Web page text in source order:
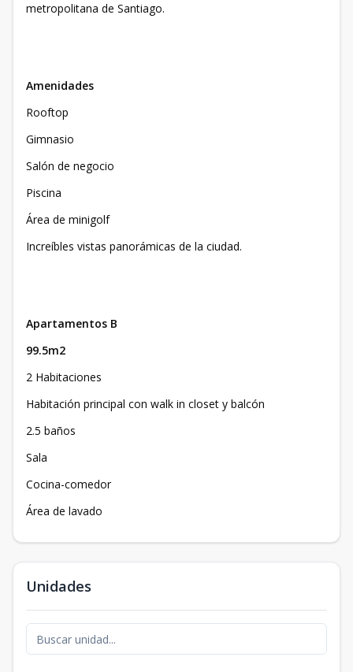
metropolitana de Santiago.
Amenidades
Rooftop
Gimnasio
Salón de negocio
Piscina
Área de minigolf
Increíbles vistas panorámicas de la ciudad.
Apartamentos B
99.5m2
2 Habitaciones
Habitación principal con walk in closet y balcón
2.5 baños
Sala
Cocina-comedor
Área de lavado
Unidades